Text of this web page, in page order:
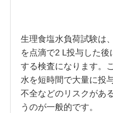
生理食塩水負荷試験は
を点滴で2 L投与した
する検査になります。
水を短時間で大量に投
不全などのリスクがあ
うのが一般的です。